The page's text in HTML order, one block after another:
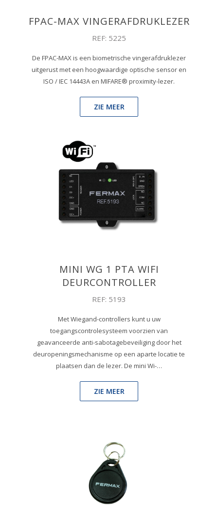
FPAC-MAX VINGERAFDRUKLEZER
REF: 5225
De FPAC-MAX is een biometrische vingerafdruklezer
uitgerust met een hoogwaardige optische sensor en
ISO / IEC 14443A en MIFARE® proximity-lezer.
ZIE MEER
MINI WG 1 PTA WIFI
DEURCONTROLLER
REF: 5193
Met Wiegand-controllers kunt u uw
toegangscontrolesysteem voorzien van
geavanceerde anti-sabotagebeveiliging door het
deuropeningsmechanisme op een aparte locatie te
plaatsen dan de lezer. De mini Wi-…
ZIE MEER